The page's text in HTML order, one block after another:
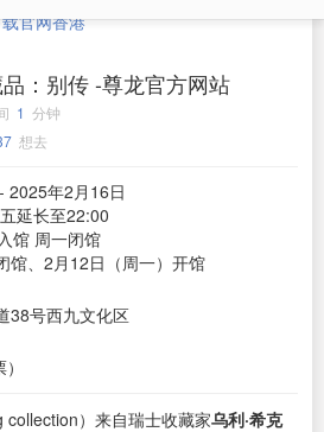
官网香港
：别传 -尊龙官方网站
1 分钟
想去
2025年2月16日
延长至22:00
馆 周一闭馆
馆、2月12日（周一）开馆
38号西九文化区
collection）来自瑞士收藏家乌利·希克